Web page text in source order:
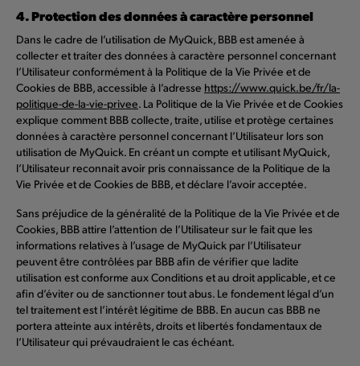
4. Protection des données à caractère personnel
Dans le cadre de l’utilisation de MyQuick, BBB est amenée à
collecter et traiter des données à caractère personnel concernant
l’Utilisateur conformément à la Politique de la Vie Privée et de
Cookies de BBB, accessible à l’adresse https://www.quick.be/fr/la-
politique-de-la-vie-privee. La Politique de la Vie Privée et de Cookies
explique comment BBB collecte, traite, utilise et protège certaines
données à caractère personnel concernant l’Utilisateur lors son
utilisation de MyQuick. En créant un compte et utilisant MyQuick,
l’Utilisateur reconnait avoir pris connaissance de la Politique de la
Vie Privée et de Cookies de BBB, et déclare l’avoir acceptée.
Sans préjudice de la généralité de la Politique de la Vie Privée et de
Cookies, BBB attire l’attention de l’Utilisateur sur le fait que les
informations relatives à l’usage de MyQuick par l’Utilisateur
peuvent être contrôlées par BBB afin de vérifier que ladite
utilisation est conforme aux Conditions et au droit applicable, et ce
afin d’éviter ou de sanctionner tout abus. Le fondement légal d’un
tel traitement est l’intérêt légitime de BBB. En aucun cas BBB ne
portera atteinte aux intérêts, droits et libertés fondamentaux de
l’Utilisateur qui prévaudraient le cas échéant.